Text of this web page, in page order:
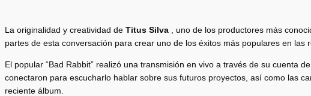
La originalidad y creatividad de Titus Silva , uno de los productores más
partes de esta conversación para crear uno de los éxitos más populares en las
El popular “Bad Rabbit” realizó una transmisión en vivo a través de su cuenta de
conectaron para escucharlo hablar sobre sus futuros proyectos, así como las
reciente álbum.